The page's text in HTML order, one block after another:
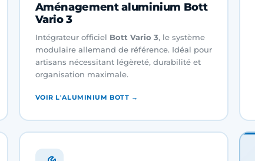
Aménagement aluminium Bott
Vario 3
Intégrateur officiel Bott Vario 3, le système
modulaire allemand de référence. Idéal pour
artisans nécessitant légèreté, durabilité et
organisation maximale.
VOIR L'ALUMINIUM BOTT →